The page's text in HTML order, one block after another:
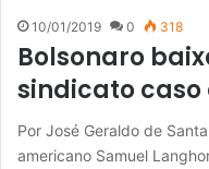
10/01/2019 0 318
Bolsonaro
sindicato caso
Por José Geraldo de
americano Samuel